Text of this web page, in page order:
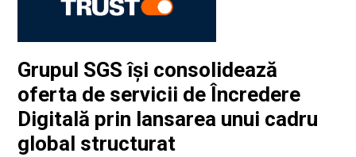
Grupul SGS își consolidează
oferta de servicii de Încredere
Digitală prin lansarea unui cadru
global structurat